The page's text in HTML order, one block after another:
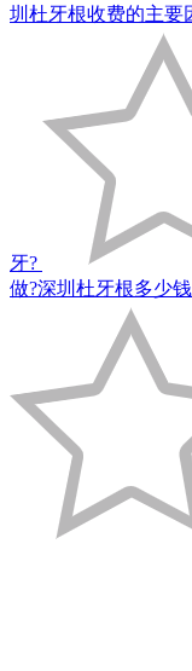
圳杜牙根收费的主要
牙?
做?深圳杜牙根多少